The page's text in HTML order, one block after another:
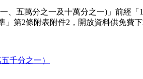
、五萬分之一及十萬分之一)」前經
」第2條附表附件2，開放資料供免費
千分之一）